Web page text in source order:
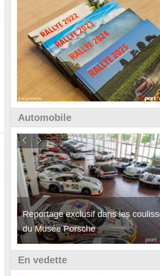
Automobile
Reportage exclusif dans les
du Musée Porsche
En vedette